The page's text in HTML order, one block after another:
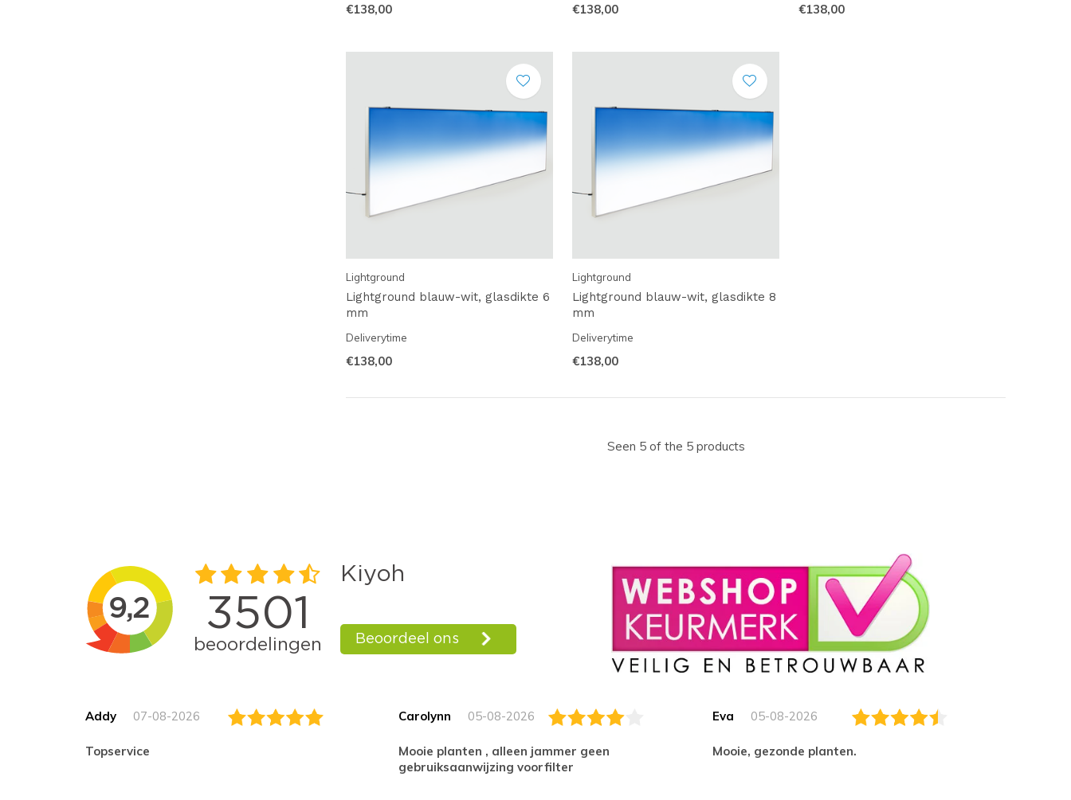
€138,00 €138,00 €138,00
Lightground
Lightground blauw-wit, glasdikte 6
mm
Deliverytime
€138,00
Lightground
Lightground blauw-wit, glasdikte 8
mm
Deliverytime
€138,00
Seen 5 of the 5 products
Addy 07-08-2026
topservice
Carolynn 05-08-2026
Mooie planten , alleen jammer geen
gebruiksaanwijzing voorfilter
Eva 05-08-2026
Mooie, gezonde planten.